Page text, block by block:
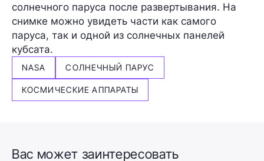
солнечного паруса после развертывания. На
снимке можно увидеть части как самого
паруса, так и одной из солнечных панелей
кубсата.
NASA СОЛНЕЧНЫЙ ПАРУС
КОСМИЧЕСКИЕ АППАРАТЫ
Вас может заинтересовать